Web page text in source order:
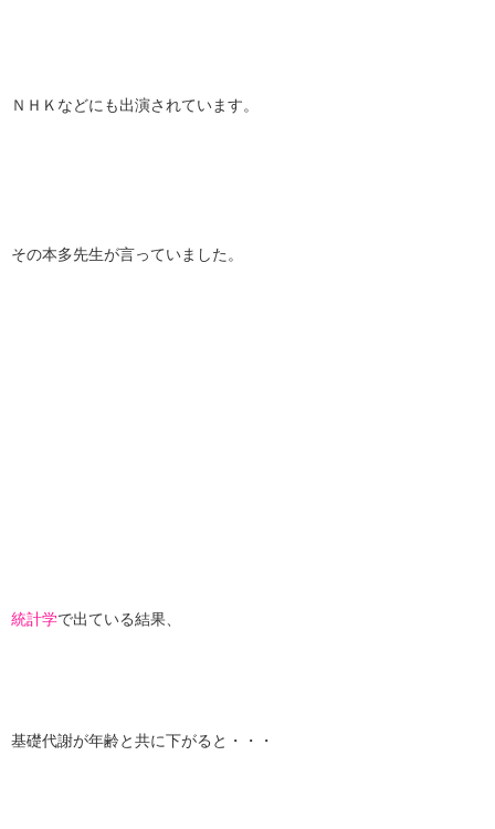
ＮＨＫなどにも出演されています。
その本多先生が言っていました。
統計学で出ている結果、
基礎代謝が年齢と共に下がると・・・